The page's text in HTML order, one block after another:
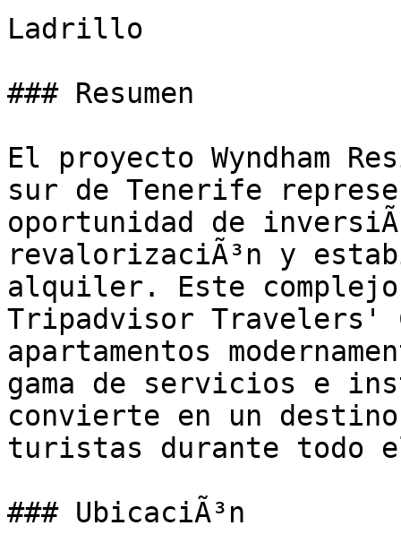
Ladrillo
### Resumen
El proyecto Wyndham
sur de Tenerife
oportunidad de
revalorizaciÃ³n y
alquiler. Este
Tripadvisor Travelers'
apartamentos
gama de servicios e
convierte en un
turistas durante todo
### UbicaciÃ³n